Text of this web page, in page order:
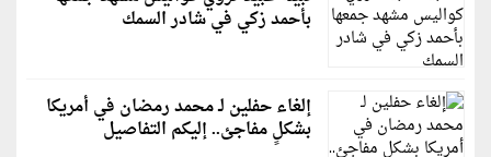
بأحمد زكي في شادر السمك
إلغاء حفلين لـ محمد رمضان في أمريكا
بشكلٍ مفاجئ.. إليكم التفاصيل